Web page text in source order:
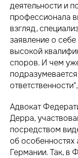
деятельности и
профессионала
взгляд,
заявление о
высокой
споров. И чем
Адвокат
Дерра,
посредством
об особенностях
Германии. Так, в